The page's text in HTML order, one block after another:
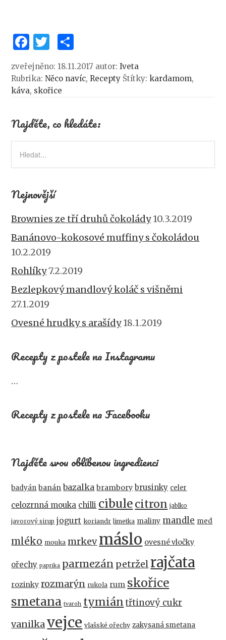
F
a
c
e
o
o
k
T
w
it
te
h
ar
zveřejněno: 18.11.2017 autor:Iveta
Rubrika:Něco navíc,Recepty Štítky: kardamom,
káva, skořice
Najděte, co hledáte:
Nejnovější
Brownies ze tří druhů čokolády10.3.2019
Banánovo-kokosové muffiny s čokoládou
10.2.2019
Rohlíky7.2.2019
Bezlepkový mandlový koláč s višněmi
27.1.2019
Ovesné hrudky s arašídy18.1.2019
Recepty z postele na Instagramu
…
Recepty z postele na Facebooku
Najděte svou oblíbenou ingredienci
badyán banán bazalka brambory brusinky celer
celozrnná mouka chilli cibulecitron jablko
javorový sirup jogurt koriandr limetka maliny mandle med
mléko mouka mrkevmáslo ovesné vločky
ořechy paprika parmezán petržel rajčata
rozinky rozmarýn rukola rum skořice
smetana tvaroh tymián třtinový cukr
vanilkavejce vlašské ořechy zakysaná smetana